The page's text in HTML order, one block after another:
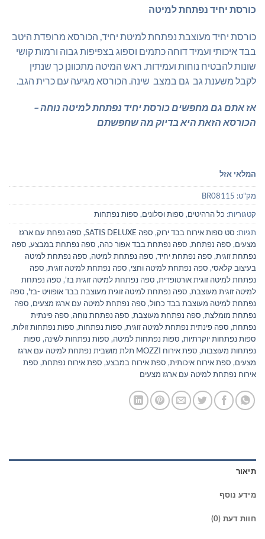
היה:
₪1,700.00.
כורסת יחיד נפתחת למיטה
כורסת יחיד מעוצבת נפתחת למיטת יחיד, הכורסא מרופדת היטב
בבד איכותי ועמיד דוחה כתמים וספוג בצפיפות גבוה ורמות קושי
שונות להבטיח נוחות ועמידות. ראש המיטה מתכוונן כך שנתין
לקבל משענת גב גם במצב שינה. הכורסא מגיעה עם כרית הגב.
אז אתם גם מחפשים כורסת יחיד נפתחת למיטה נוחה –
הכורסא הזאת היא בדיוק מה שחפשתם
המלאי אזל
מק"ט: BR08115
קטגוריות: כל הרהיטים, ספות וסלונים, ספות נפתחות
תגיות: סט ספות אירוח בבד ירוק, ספה SATIS DELUXE , ספה נפחת עם ארגז
מצעים, ספה נפתחת, ספה נפתחת בבד אפור כהה, ספה נפתחת במבצע, ספה
נפתחת זוגית, ספה נפתחת יחיד, ספה נפתחת למיטה, ספה נפתחת למיטה
בעיצוב קלאסי, ספה נפתחת למיטה וחצי, ספה נפתחת למיטה זוגית, ספה
נפתחת למיטה זוגית אורטופדית, ספה נפתחת למיטה זוגית בז', ספה נפתחת
למיטה זוגית מעוצבת, ספה נפתחת למיטה זוגית מעוצבת בבד אופוויט -בז', ספה
נפתחת למיטה מעוצבת בבד כחול, ספה נפתחת למיטה עם ארגז מצעים, ספה
נפתחת מומלצת, ספה נפתחת מעוצבת, ספה נפתחת נוחה, ספה פינתית
נפתחת, ספה פינתית נפתחת למיטה זוגית, ספות נפתחות, ספות נפתחות זולות,
ספות נפתחות יוקרתיות, ספות נפתחות למיטה, ספות נפתחות לשינה, ספות
נפתחות מעוצבות,
ספת אירוח MOZZI תלת מושבית נפתחת למיטה עם ארגז
מצעים, ספת אירוח איכותית, ספת אירוח במבצע, ספת אירוח נפתחת, ספת
אירוח נפתחת למיטה עם ארגז מצעים
תיאור
מידע נוסף
חוות דעת (0)